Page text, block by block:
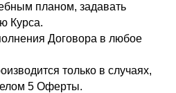
планом, задавать
Курса.
Договора в любое
только в случаях,
5 Оферты.